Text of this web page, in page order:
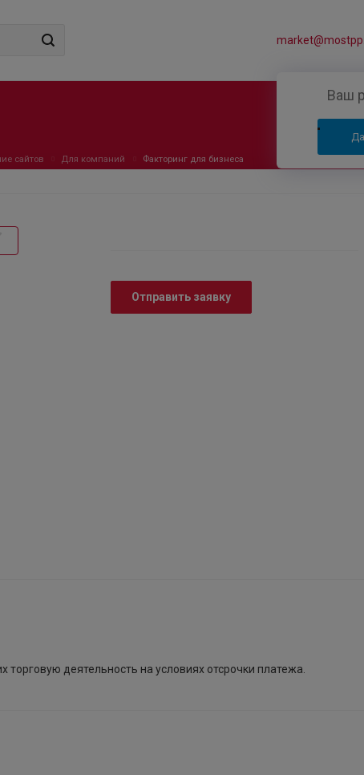
Ваш
Да
сайтов Для компаний Факторинг для бизнеса
Отправить заявку
деятельность на условиях отсрочки платежа.